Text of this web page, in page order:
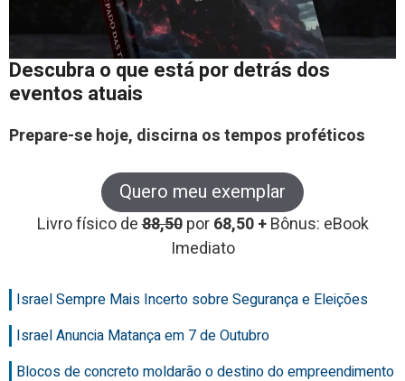
Descubra o que está por detrás dos
eventos atuais
Prepare-se hoje, discirna os tempos proféticos
Quero meu exemplar
Livro físico de88,50 por68,50 +Bônus: eBook
Imediato
Israel Sempre Mais Incerto sobre Segurança e Eleições
Israel Anuncia Matança em 7 de Outubro
Blocos de concreto moldarão o destino do empreendimento